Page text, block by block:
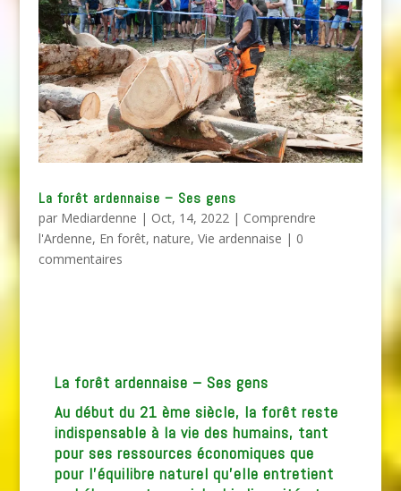
La forêt ardennaise – Ses gens
par Mediardenne | Oct, 14, 2022 | Comprendre
l'Ardenne, En forêt, nature, Vie ardennaise | 0
commentaires
La forêt ardennaise – Ses gens
Au début du 21 ème siècle, la forêt reste
indispensable à la vie des humains, tant
pour ses ressources économiques que
pour l’équilibre naturel qu’elle entretient